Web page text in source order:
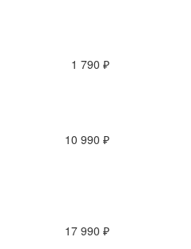
1 790 ₽
10 990 ₽
17 990 ₽